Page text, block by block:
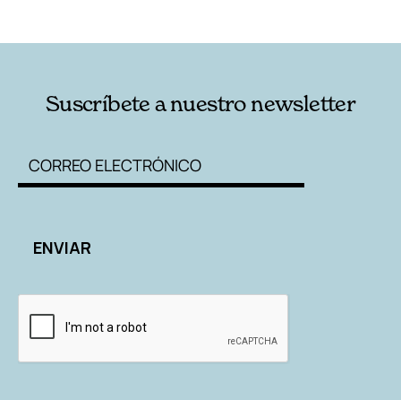
Suscríbete a nuestro newsletter